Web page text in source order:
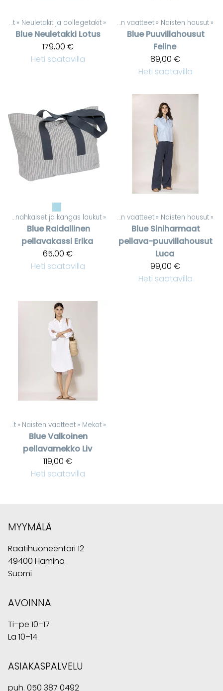
Naisten vaatteet ‪» Neuletakit ja collegetakit ‪»
Blue Neuletakki Lotus
179,00 €
Heti saatavilla
Tuotteet‪» Naisten vaatteet ‪» Naisten housut ‪»
Blue Puuvillahousut
Feline
89,00 €
Heti saatavilla
Keinonahkaiset ja kangas laukut ‪»
Blue Raidallinen
pellavakassi Erika
65,00 €
Heti saatavilla
Tuotteet‪» Naisten vaatteet ‪» Naisten housut ‪»
Blue Siniharmaat
pellava-puuvillahousut
Luca
99,00 €
Heti saatavilla
Tuotteet ‪» Naisten vaatteet ‪» Mekot ‪»
BlueValkoinen
pellavamekko Liv
119,00 €
Heti saatavilla
MYYMÄLÄ
Raatihuoneentori 12
49400 Hamina
Suomi
AVOINNA
Ti–pe 10–17
La 10–14
ASIAKASPALVELU
puh. 050 387 0492